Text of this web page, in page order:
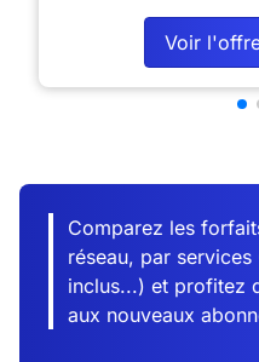
Voir
Comparez les
réseau, par
inclus...) et profitez
aux nouveaux